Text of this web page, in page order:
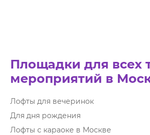
Площадки для всех
мероприятий в
Лофты для вечеринок
Для дня рождения
Лофты с караоке в Москве